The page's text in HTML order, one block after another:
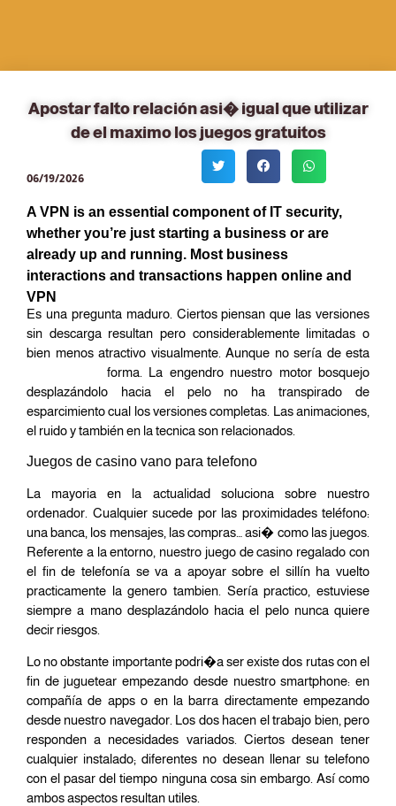
Apostar falto relación asi� igual que utilizar
de el maximo los juegos gratuitos
06/19/2026
A VPN is an essential component of IT security,
whether you’re just starting a business or are
already up and running. Most business
interactions and transactions happen online and
VPN
Es una pregunta maduro. Ciertos piensan que las versiones
sin descarga resultan pero considerablemente limitadas o
bien menos atractivo visualmente. Aunque no serí­a de esta
forma. La engendro nuestro motor bosquejo
desplazándolo hacia el pelo no ha transpirado de
esparcimiento cual los versiones completas. Las animaciones,
el ruido y también en la tecnica son relacionados.
Juegos de casino vano para telefono
La mayoria en la actualidad soluciona sobre nuestro
ordenador. Cualquier sucede por las proximidades teléfono:
una banca, los mensajes, las compras… asi� como las juegos.
Referente a la entorno, nuestro juego de casino regalado con
el fin de telefonía se va a apoyar sobre el sillí­n ha vuelto
practicamente la genero tambien. Serí­a practico, estuviese
siempre a mano desplazándolo hacia el pelo nunca quiere
decir riesgos.
Lo no obstante importante podri�a ser existe dos rutas con el
fin de juguetear empezando desde nuestro smartphone: en
compañía de apps o en la barra directamente empezando
desde nuestro navegador. Los dos hacen el trabajo bien, pero
responden a necesidades variados. Ciertos desean tener
cualquier instalado; diferentes no desean llenar su telefono
con el pasar del tiempo ninguna cosa sin embargo. Así­ como
ambos aspectos resultan utiles.